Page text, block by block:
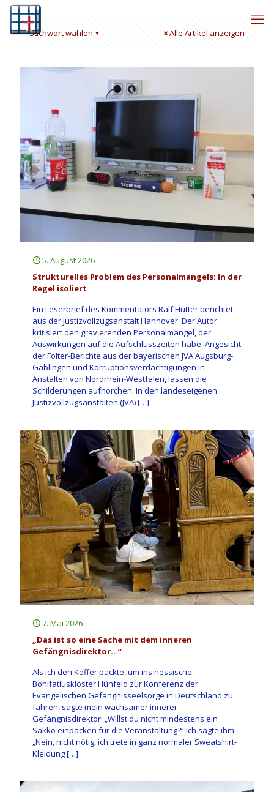
Stichwort wählen Alle Artikel anzeigen
5. August 2026
Strukturelles Problem des Personalmangels: In der
Regel isoliert
Ein Leserbrief des Kommentators Ralf Hutter berichtet
aus der Justizvollzugsanstalt Hannover. Der Autor
kritisiert den gravierenden Personalmangel, der
Auswirkungen auf die Aufschlusszeiten habe. Angesicht
der Folter-Berichte aus der bayerischen JVA Augsburg-
Gablingen und Korruptionsverdächtigungen in
Anstalten von Nordrhein-Westfalen, lassen die
Schilderungen aufhorchen. In den landeseigenen
Justizvollzugsanstalten (JVA)[…]
7. Mai 2026
„Das ist so eine Sache mit dem inneren
Gefängnisdirektor…“
Als ich den Koffer packte, um ins hessische
Bonifatiuskloster Hünfeld zur Konferenz der
Evangelischen Gefängnisseelsorge in Deutschland zu
fahren, sagte mein wachsamer innerer
Gefängnisdirektor: „Willst du nicht mindestens ein
Sakko einpacken für die Veranstaltung?“ Ich sagte ihm:
„Nein, nicht nötig, ich trete in ganz normaler Sweatshirt-
Kleidung[…]